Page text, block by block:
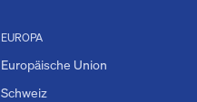
EUROPA
Europäische Union
Schweiz